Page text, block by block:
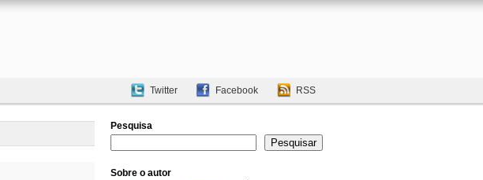
Twitter Facebook RSS
Pesquisa
Pesquisar
Pesquisar
Sobre o autor